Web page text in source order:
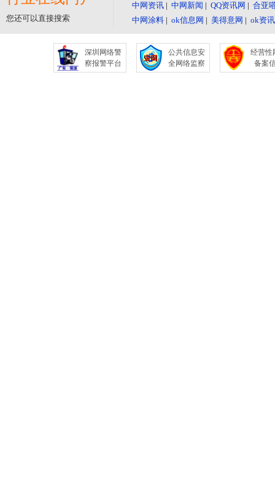
您还可以直接搜索
中网资讯 | 中网新闻 | QQ资讯网 | 合亚
中网涂料 | ok信息网 | 美得意网 | ok资
深圳网络警
察报警平台
公共信息安
全网络监察
经营性
备案